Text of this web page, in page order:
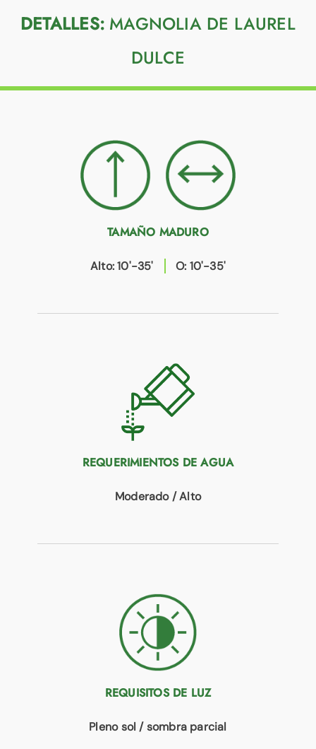
DETALLES:MAGNOLIA DE LAUREL
DULCE
TAMAÑO MADURO
Alto: 10'-35' O: 10'-35'
REQUERIMIENTOS DE AGUA
Moderado / Alto
REQUISITOS DE LUZ
Pleno sol / sombra parcial